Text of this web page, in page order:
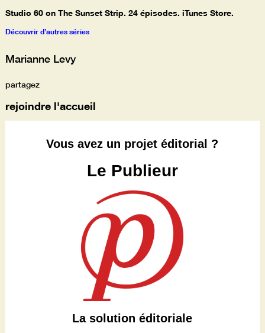
Studio 60 on The Sunset Strip. 24 épisodes. iTunes Store.
Découvrir d’autres séries
Marianne Levy
partagez
rejoindre l'accueil
Vous avez un projet éditorial ?
Le Publieur
La solution éditoriale